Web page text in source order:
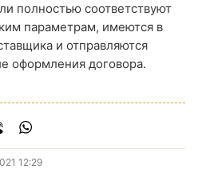
полностью соответствуют
параметрам, имеются в
и отправляются
оформления договора.
12:29